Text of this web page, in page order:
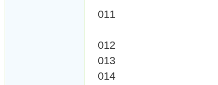
011
012
013
014